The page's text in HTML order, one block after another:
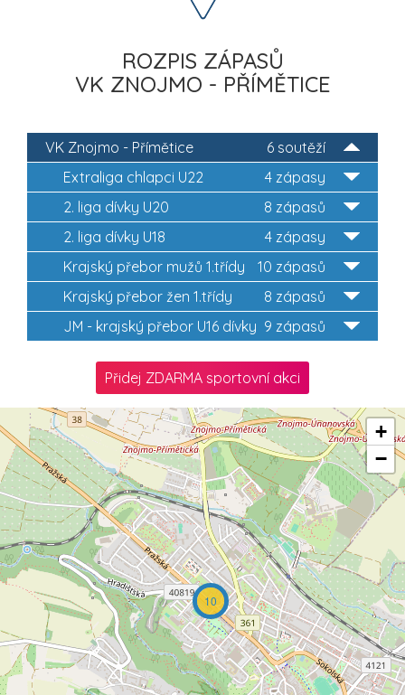
ROZPIS ZÁPASŮ
VK ZNOJMO - PŘÍMĚTICE
6 soutěží
VK Znojmo - Přímětice
4 zápasy
Extraliga chlapci U22
8 zápasů
2. liga dívky U20
4 zápasy
2. liga dívky U18
10 zápasů
Krajský přebor mužů 1.třídy
8 zápasů
Krajský přebor žen 1.třídy
9 zápasů
JM - krajský přebor U16 dívky
Přidej ZDARMA sportovní akci
10
+
−